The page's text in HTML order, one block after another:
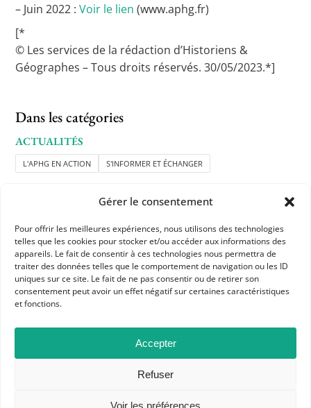
Gérer le consentement
Pour offrir les meilleures expériences, nous utilisons des technologies
telles que les cookies pour stocker et/ou accéder aux informations des
appareils. Le fait de consentir à ces technologies nous permettra de
traiter des données telles que le comportement de navigation ou les ID
uniques sur ce site. Le fait de ne pas consentir ou de retirer son
consentement peut avoir un effet négatif sur certaines caractéristiques
et fonctions.
Accepter
Refuser
Voir les préférences
– Juin 2022 :Voir le lien (www.aphg.fr)
[*
© Les services de la rédaction d’Historiens &
Géographes – Tous droits réservés. 30/05/2023.*]
Dans les catégories
ACTUALITÉS
L'APHG EN ACTION S'INFORMER ET ÉCHANGER
APHG
Association des professeurs d'histoire et géographie
BP 6541 – 75065 Paris Cedex 02